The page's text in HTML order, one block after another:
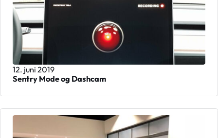
12. juni 2019
Sentry Mode og Dashcam